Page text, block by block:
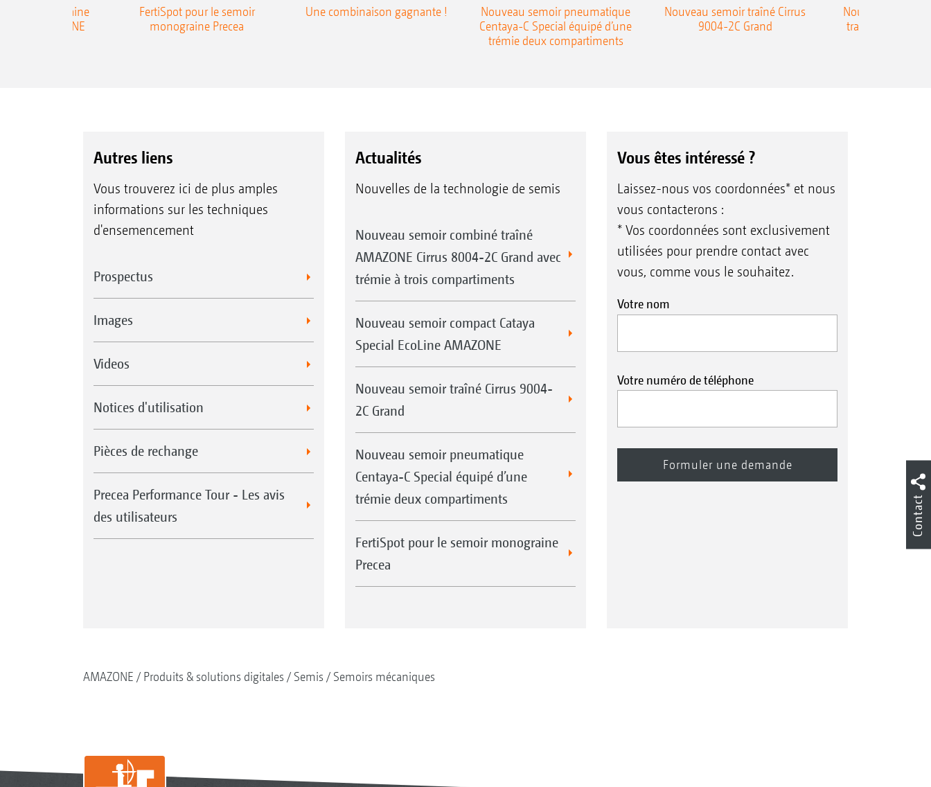
monograine
TCC AMAZONE
FertiSpot pour le semoir
monograine Precea
Une combinaison gagnante !
Nouveau semoir pneumatique
Centaya-C Special équipé d’une
trémie deux compartiments
Nouveau semoir traîné Cirrus
9004-2C Grand
Nouveau semoir
traîné Precea-
Autres liens
Vous trouverez ici de plus amples
informations sur les techniques
d'ensemencement
Prospectus
Images
Videos
Notices d'utilisation
Pièces de rechange
Precea Performance Tour - Les avis
des utilisateurs
Actualités
Nouvelles de la technologie de semis
Nouveau semoir combiné traîné
AMAZONE Cirrus 8004-2C Grand avec
trémie à trois compartiments
Nouveau semoir compact Cataya
Special EcoLine AMAZONE
Nouveau semoir traîné Cirrus 9004-
2C Grand
Nouveau semoir pneumatique
Centaya-C Special équipé d’une
trémie deux compartiments
FertiSpot pour le semoir monograine
Precea
Vous êtes intéressé ?
Laissez-nous vos coordonnées* et nous
vous contacterons :
* Vos coordonnées sont exclusivement
utilisées pour prendre contact avec
vous, comme vous le souhaitez.
Votre nom
Votre numéro de téléphone
AMAZONE Produits & solutions digitales Semis Semoirs mécaniques
Contact